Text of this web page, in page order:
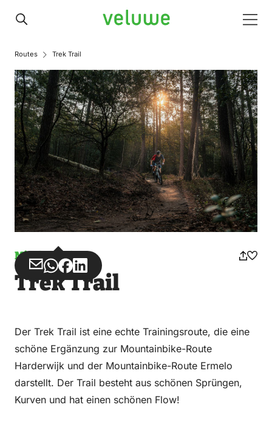
Veluwe
Routes Trek Trail
Missbrauch
Teilen
über
Teilen
über
Teilen
auf
Teilen
auf
Trek Trail
Der Trek Trail ist eine echte Trainingsroute, die eine
schöne Ergänzung zur Mountainbike-Route
Harderwijk und der Mountainbike-Route Ermelo
darstellt. Der Trail besteht aus schönen Sprüngen,
Kurven und hat einen schönen Flow!